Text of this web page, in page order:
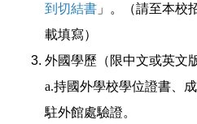
到切結書 」。（請至本校
載填寫）
外國學歷（限中文或英文
a.持國外學校學位證書、
駐外館處驗證。